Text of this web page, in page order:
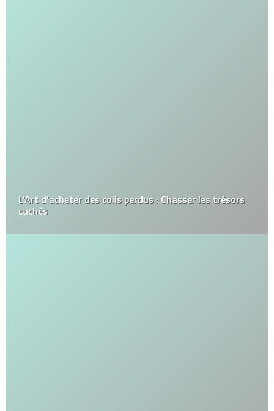
L’Art d’acheter des colis perdus : Chasser les trésors
cachés